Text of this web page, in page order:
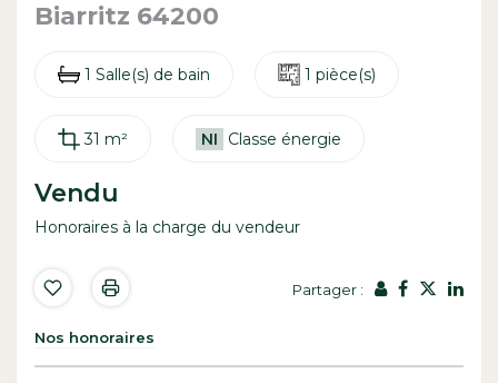
Biarritz 64200
1 Salle(s) de bain 1 pièce(s)
31 m² NI Classe énergie
Vendu
Honoraires à la charge du vendeur
Partager :
Nos honoraires